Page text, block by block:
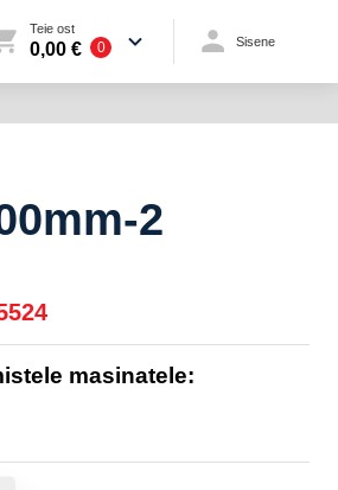
Teie ost
0,00 € 0 Sisene
2
masinatele: